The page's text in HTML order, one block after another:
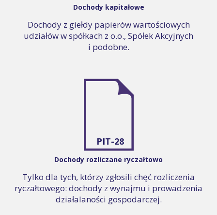
Dochody kapitałowe
Dochody z giełdy papierów wartościowych
udziałów w spółkach z o.o., Spółek Akcyjnych
i podobne.
PIT-28
Dochody rozliczane ryczałtowo
Tylko dla tych, którzy zgłosili chęć rozliczenia
ryczałtowego: dochody z wynajmu i prowadzenia
działalaności gospodarczej.